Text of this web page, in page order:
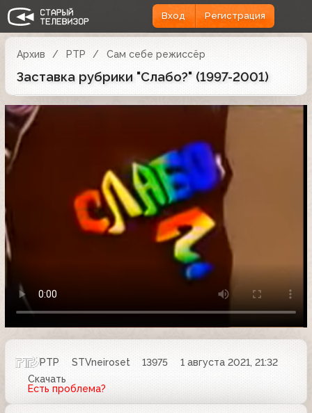
Вход Регистрация
Архив РТР Сам себе режиссёр
Заставка рубрики "Слабо?" (1997-2001)
РТР STVneiroset 13975
1 августа 2021, 21:32
Скачать
Есть проблема?